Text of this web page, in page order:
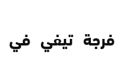
فرجة تيفي في